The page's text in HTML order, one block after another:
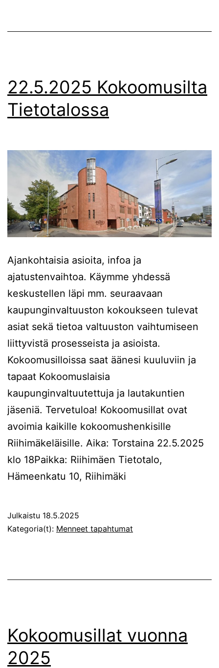
22.5.2025 Kokoomusilta
Tietotalossa
Ajankohtaisia asioita, infoa ja
ajatustenvaihtoa. Käymme yhdessä
keskustellen läpi mm. seuraavaan
kaupunginvaltuuston kokoukseen tulevat
asiat sekä tietoa valtuuston vaihtumiseen
liittyvistä prosesseista ja asioista.
Kokoomusilloissa saat äänesi kuuluviin ja
tapaat Kokoomuslaisia
kaupunginvaltuutettuja ja lautakuntien
jäseniä. Tervetuloa! Kokoomusillat ovat
avoimia kaikille kokoomushenkisille
Riihimäkeläisille. Aika: Torstaina 22.5.2025
klo 18Paikka: Riihimäen Tietotalo,
Hämeenkatu 10, Riihimäki
Julkaistu 18.5.2025
Kategoria(t): Menneet tapahtumat
Kokoomusillat vuonna
2025